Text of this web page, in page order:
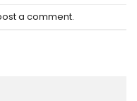
a comment.